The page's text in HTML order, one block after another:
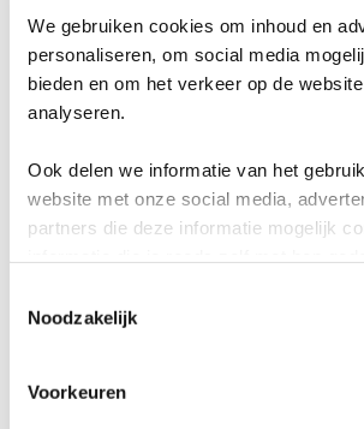
We gebruiken cookies om inhoud en
personaliseren, om social media
bieden en om het verkeer op de
analyseren.
Ook delen we informatie van het
website met onze social media,
partners die deze informatie mogelijk
Noodzakelijk
Voorkeuren
8. Musea
musea te bezoeken, waaronder
museum en de National Art